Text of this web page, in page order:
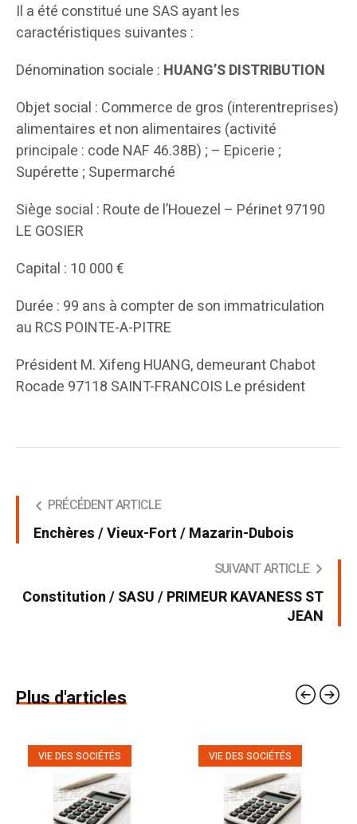
Il a été constitué une SAS ayant les
caractéristiques suivantes :
Dénomination sociale : HUANG’S DISTRIBUTION
Objet social : Commerce de gros (interentreprises)
alimentaires et non alimentaires (activité
principale : code NAF 46.38B) ; – Epicerie ;
Supérette ; Supermarché
Siège social : Route de l’Houezel – Périnet 97190
LE GOSIER
Capital : 10 000 €
Durée : 99 ans à compter de son immatriculation
au RCS POINTE-A-PITRE
Président M. Xifeng HUANG, demeurant Chabot
Rocade 97118 SAINT-FRANCOIS Le président
PRÉCÉDENT ARTICLE
Enchères / Vieux-Fort / Mazarin-Dubois
SUIVANT ARTICLE
Constitution / SASU / PRIMEUR KAVANESS ST
JEAN
Plus d'articles
VIE DES SOCIÉTÉS VIE DES SOCIÉTÉS